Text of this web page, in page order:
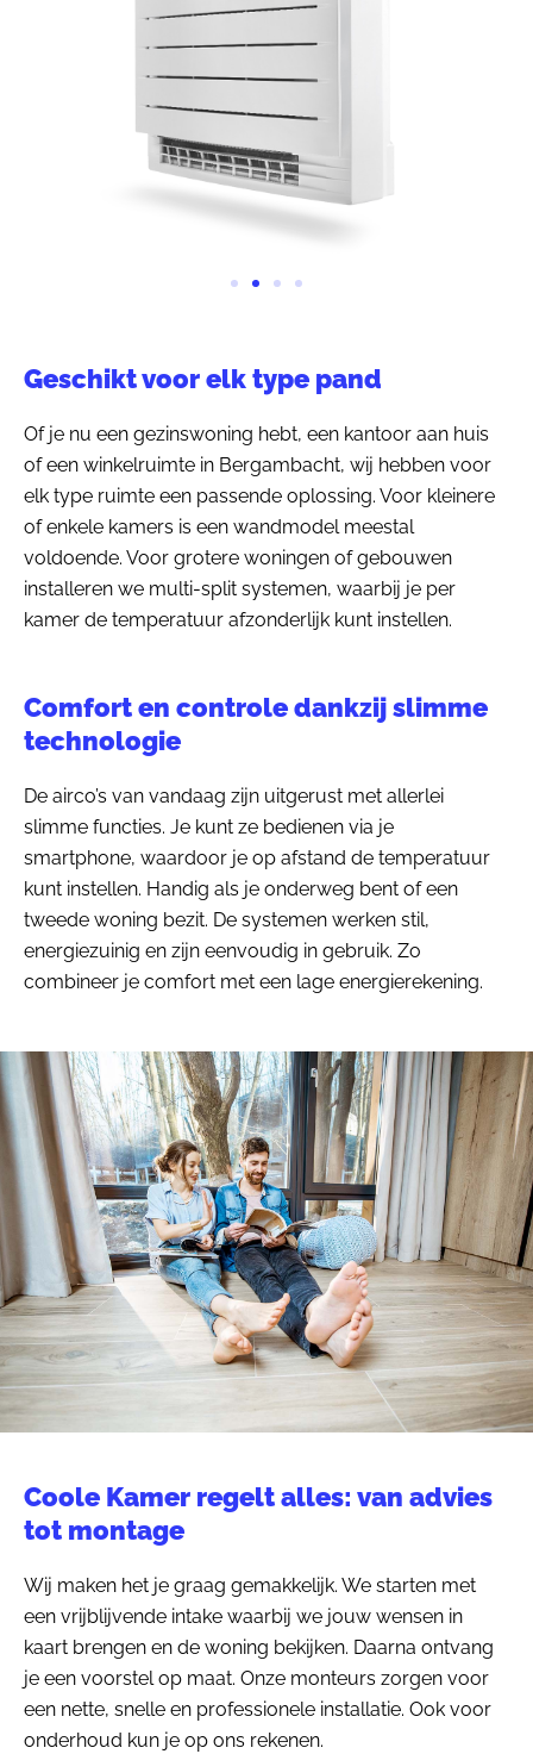
Geschikt voor elk type pand
Of je nu een gezinswoning hebt, een kantoor aan huis
of een winkelruimte in Bergambacht, wij hebben voor
elk type ruimte een passende oplossing. Voor kleinere
of enkele kamers is een wandmodel meestal
voldoende. Voor grotere woningen of gebouwen
installeren we multi-split systemen, waarbij je per
kamer de temperatuur afzonderlijk kunt instellen.
Comfort en controle dankzij slimme
technologie
De airco’s van vandaag zijn uitgerust met allerlei
slimme functies. Je kunt ze bedienen via je
smartphone, waardoor je op afstand de temperatuur
kunt instellen. Handig als je onderweg bent of een
tweede woning bezit. De systemen werken stil,
energiezuinig en zijn eenvoudig in gebruik. Zo
combineer je comfort met een lage energierekening.
Coole Kamer regelt alles: van advies
tot montage
Wij maken het je graag gemakkelijk. We starten met
een vrijblijvende intake waarbij we jouw wensen in
kaart brengen en de woning bekijken. Daarna ontvang
je een voorstel op maat. Onze monteurs zorgen voor
een nette, snelle en professionele installatie. Ook voor
onderhoud kun je op ons rekenen.